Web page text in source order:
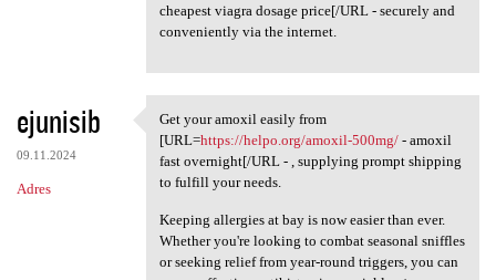
cheapest viagra dosage price[/URL - securely and
conveniently via the internet.
ejunisib
09.11.2024
Adres
Get your amoxil easily from
Get your amoxil easily from
[URL=https://helpo.org/amoxil-500mg/- amoxil
fast overnight[/URL - , supplying prompt shipping
to fulfill your needs.
Keeping allergies at bay is now easier than ever.
Whether you're looking to combat seasonal sniffles
or seeking relief from year-round triggers, you can